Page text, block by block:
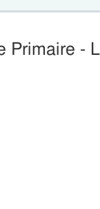
Primaire -